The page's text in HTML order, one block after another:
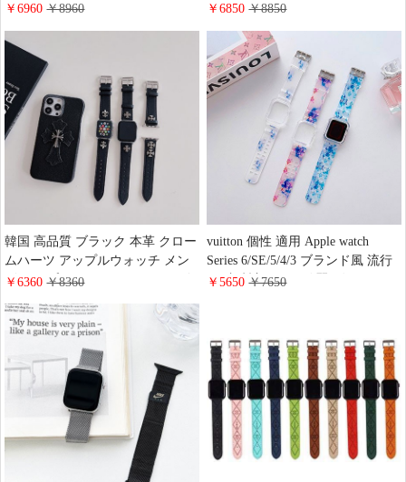
ゴ付き グッチ アップルウォッチ
革 スライド式 欧米風 ルイビトン
大人気
￥6960￥8960
綺麗 腕時計ベルト ビトン おすす
筋 大人気 艶あり 新作の ブランド
風 ブランド
￥6850￥8850
韓国 高品質 ブラック 本革 クロー
ムハーツ アップルウォッチ メン
ズ シンプル風 ChromeHearts ロゴ
チ ブランド 個性 Apple Watch バ
ンド
￥6360￥8360
vuitton 個性 適用 Apple watch
Series 6/SE/5/4/3 ブランド風 流行
り 腕時計ベルト 綺麗 ヴィトン ア
￥5650￥7650